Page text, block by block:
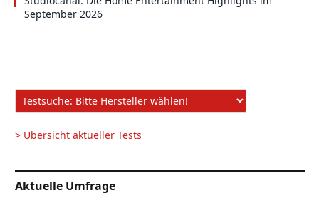
September 2026
> Übersicht aktueller Tests
Aktuelle Umfrage